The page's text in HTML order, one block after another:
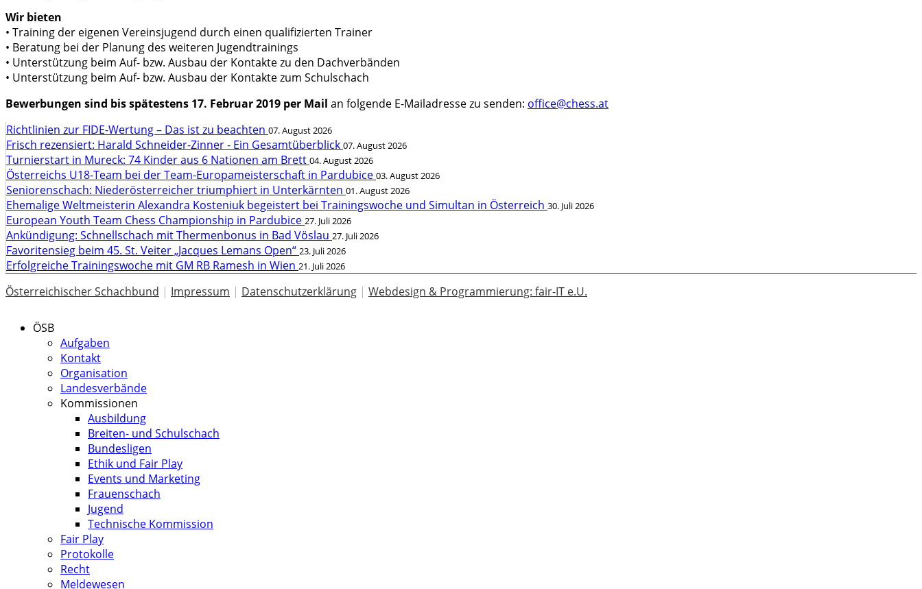
Wir bieten
• Training der eigenen Vereinsjugend durch einen qualifizierten Trainer
• Beratung bei der Planung des weiteren Jugendtrainings
• Unterstützung beim Auf- bzw. Ausbau der Kontakte zu den Dachverbänden
• Unterstützung beim Auf- bzw. Ausbau der Kontakte zum Schulschach
Bewerbungen sind bis spätestens 17. Februar 2019 per Mail an folgende E-Mailadresse zu senden: office@chess.at
Richtlinien zur FIDE-Wertung – Das ist zu beachten 07. August 2026
Frisch rezensiert: Harald Schneider-Zinner - Ein Gesamtüberblick 07. August 2026
Turnierstart in Mureck: 74 Kinder aus 6 Nationen am Brett 04. August 2026
Österreichs U18-Team bei der Team-Europameisterschaft in Pardubice 03. August 2026
Seniorenschach: Niederösterreicher triumphiert in Unterkärnten 01. August 2026
Ehemalige Weltmeisterin Alexandra Kosteniuk begeistert bei Trainingswoche und Simultan in Österreich 30. Juli 2026
European Youth Team Chess Championship in Pardubice 27. Juli 2026
Ankündigung: Schnellschach mit Thermenbonus in Bad Vöslau 27. Juli 2026
Favoritensieg beim 45. St. Veiter „Jacques Lemans Open“ 23. Juli 2026
Erfolgreiche Trainingswoche mit GM RB Ramesh in Wien 21. Juli 2026
Österreichischer Schachbund | Impressum | Datenschutzerklärung | Webdesign & Programmierung: fair-IT e.U.
ÖSB
Aufgaben
Kontakt
Organisation
Landesverbände
Kommissionen
Ausbildung
Breiten- und Schulschach
Bundesligen
Ethik und Fair Play
Events und Marketing
Frauenschach
Jugend
Technische Kommission
Fair Play
Protokolle
Recht
Meldewesen